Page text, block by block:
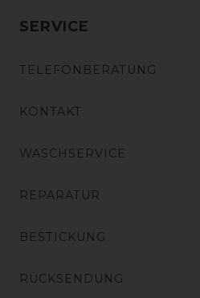
SERVICE
TELEFONBERATUNG
KONTAKT
WASCHSERVICE
REPARATUR
BESTICKUNG
RÜCKSENDUNG